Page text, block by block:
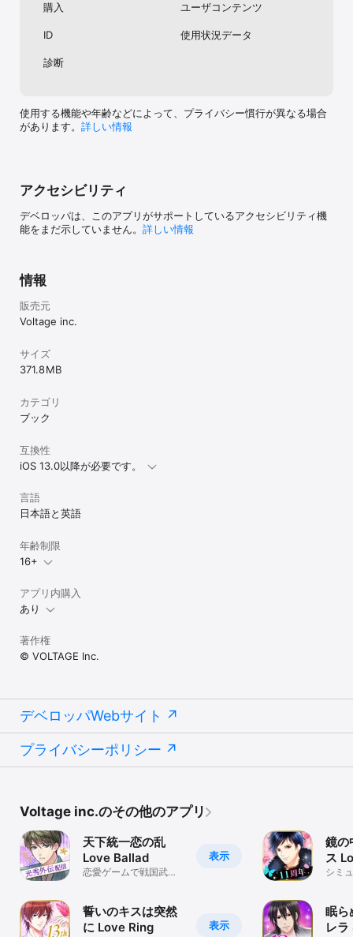
・全話無料でプレイできるストーリーを随時更新
・毎月新作ストーリーが続々追加
・選べる2種類の月額プランでいろんな恋をおトクに楽しめる
【こんな方におすすめ】
・王子様みたいなイケメンとドラマや映画、マンガみたいな恋愛を
したい
・映画やドラマ、恋愛小説が好き
・マンガでラブコメやラブストーリーを読むのが好き
・無料のマンガアプリで少女マンガ、少女コミックをよく読んでい
る
・恋愛ストーリーで胸キュンやときめきを感じたい
・恋愛ゲーム、恋愛シミュレーションゲームでよく遊ぶ
・恋愛ゲーム、恋愛シミュレーションゲームに興味がある
・恋愛ゲーム、恋愛シミュレーションゲームをアプリで気軽に楽し
・ボル恋シリーズの恋愛ゲームが好き
・恋愛ドラマアプリを楽しんでみたい
・無料で楽しめるゲームアプリが好き
・無料のゲームアプリや無料のマンガアプリをよく使う
・無料で恋愛ゲームや無料の恋愛シミュレーションゲームを楽しみ
たい
・女子ならではの恋するときめきを味わいたい
・ファッション、コスメ、インテリアが好き
・女子力をUPさせたい
その他、すべての女子・乙女におすすめ
購入
ユーザコンテンツ
ID 使用状況データ
診断
使用する機能や年齢などによって、プライバシー慣行が異なる場合
があります。 詳しい情報
アクセシビリティ
デベロッパは、このアプリがサポートしているアクセシビリティ機
能をまだ示していません。 詳しい情報
情報
販売元
Voltage inc.
サイズ
371.8 MB
カテゴリ
ブック
互換性
iOS 13.0以降が必要です。
言語
日本語と英語
年齢制限
16+
アプリ内購入
あり
著作権
© VOLTAGE Inc.
デベロッパWebサイト
プライバシーポリシー
Voltage inc.のその他のアプリ
表示
天下統一恋の乱
Love Ballad
恋愛ゲームで戦国武将
表示
誓いのキスは突然
に Love Ring
鏡の
ス
シミ
眠ら
レ